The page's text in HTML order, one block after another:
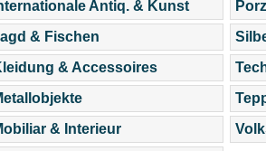
Antiq. & Kunst
& Fischen
& Accessoires
& Interieur